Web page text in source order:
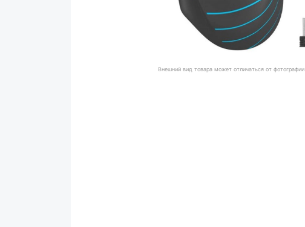
Внешний вид товара может отличаться от фотографии